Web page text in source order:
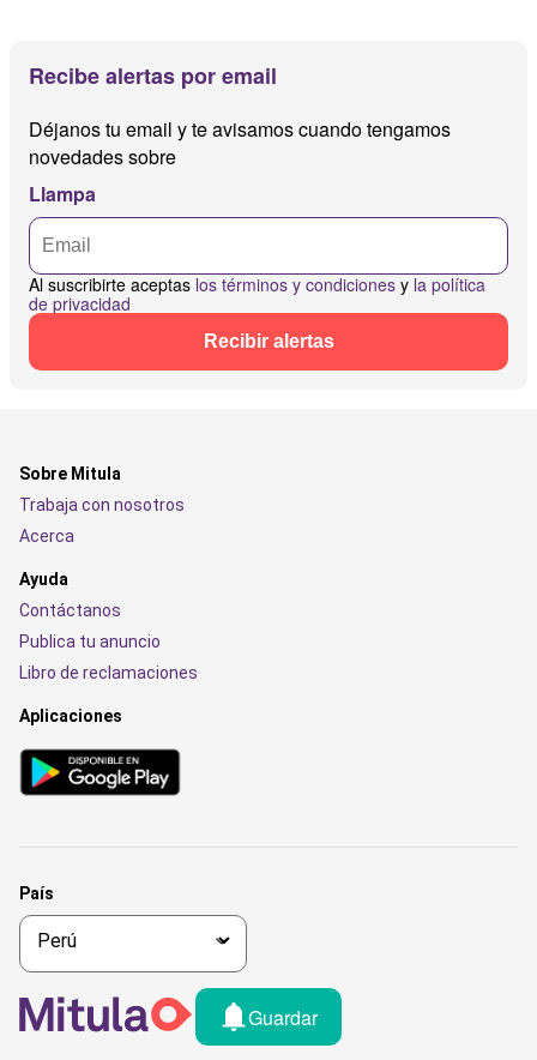
Recibe alertas por email
Déjanos tu email y te avisamos cuando tengamos
novedades sobre
Llampa
Al suscribirte aceptas los términos y condiciones y la política
de privacidad
Recibir alertas
Guardar
Sobre Mitula
Trabaja con nosotros
Acerca
Ayuda
Contáctanos
Publica tu anuncio
Libro de reclamaciones
Aplicaciones
País